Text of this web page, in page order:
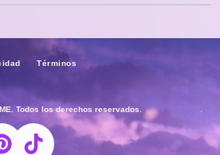
Términos
Todos los derechos reservados.